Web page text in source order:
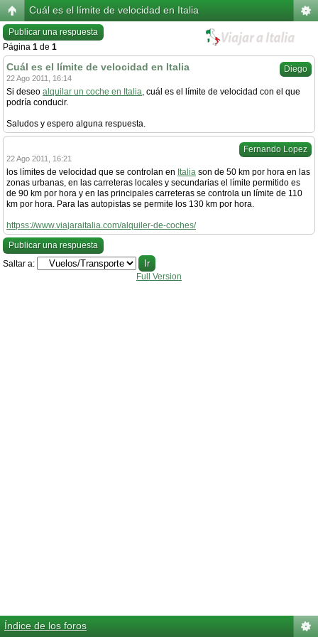
Cuál es el límite de velocidad en Italia
Publicar una respuesta
Página 1 de 1
Diego
Cuál es el límite de velocidad en Italia
22 Ago 2011, 16:14
Si deseo alquilar un coche en Italia, cuál es el límite de velocidad con el que
podría conducir.
Saludos y espero alguna respuesta.
Fernando Lopez
22 Ago 2011, 16:21
los límites de velocidad que se controlan en Italia son de 50 km por hora en las
zonas urbanas, en las carreteras locales y secundarias el límite permitido es
de 90 km por hora y en las principales carreteras se controla un límite de 110
km por hora. Para las autopistas se permite los 130 km por hora.
httpss://www.viajaraitalia.com/alquiler-de-coches/
Publicar una respuesta
Saltar a:
Full Version
Índice de los foros